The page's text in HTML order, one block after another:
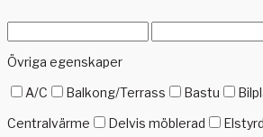
Övriga egenskaper
A/C
Balkong/Terrass Bastu
Centralvärme
Delvis möblerad